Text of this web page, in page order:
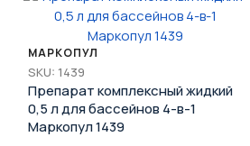
МАРКОПУЛ
SKU: 1439
Препарат комплексный жидкий
0,5 л для бассейнов 4-в-1
Маркопул 1439